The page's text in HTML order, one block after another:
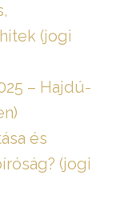
(jogi
– Hajdú-
és
(jogi